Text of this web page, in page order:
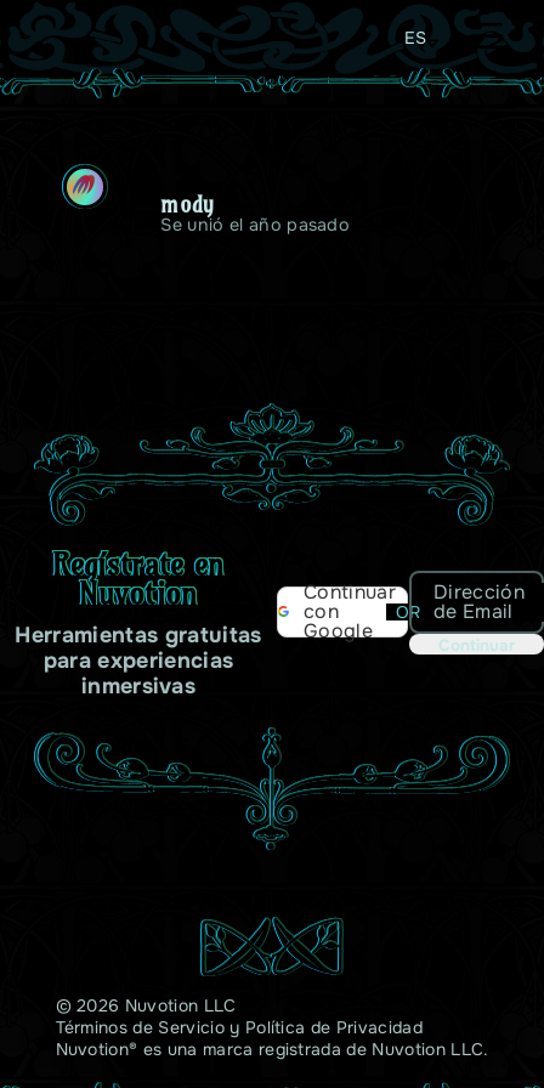
ES
M
mody
Se unió el año pasado
Regístrate en
Nuvotion
Herramientas gratuitas
para experiencias
inmersivas
Continuar
con
Google
OR
Dirección
de Email
Continuar
© 2026 Nuvotion LLC
Términos de Servicioy Política de Privacidad
Nuvotion® es una marca registrada de Nuvotion LLC.